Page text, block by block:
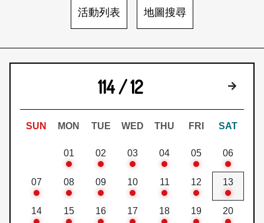
活動列表 地圖搜尋
114 / 12 下個月
SUN MON TUE WED THU FRI SAT
01 02 03 04 05 06
07 08 09 10 11 12 13
14 15 16 17 18 19 20